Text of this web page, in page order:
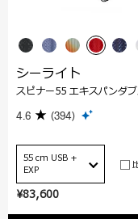
¥83,600
シーライト
スピナー55 エキスパンダ
4.6 (394)
55 cm USB +
EXP